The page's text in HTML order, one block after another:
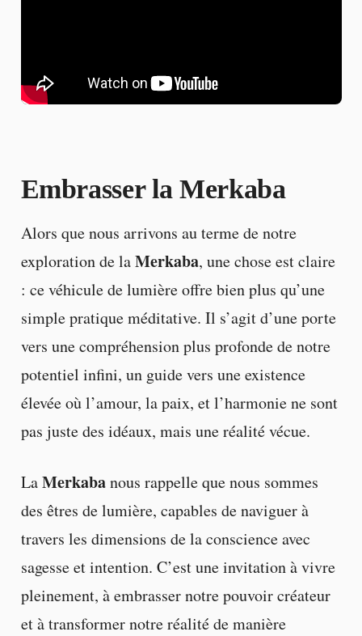
Embrasser la Merkaba
Alors que nous arrivons au terme de notre
exploration de laMerkaba, une chose est claire
: ce véhicule de lumière offre bien plus qu’une
simple pratique méditative. Il s’agit d’une porte
vers une compréhension plus profonde de notre
potentiel infini, un guide vers une existence
élevée où l’amour, la paix, et l’harmonie ne sont
pas juste des idéaux, mais une réalité vécue.
LaMerkabanous rappelle que nous sommes
des êtres de lumière, capables de naviguer à
travers les dimensions de la conscience avec
sagesse et intention. C’est une invitation à vivre
pleinement, à embrasser notre pouvoir créateur
et à transformer notre réalité de manière